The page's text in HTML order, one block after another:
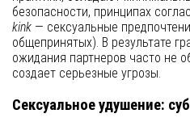
безопасности, принципах
kink — сексуальные
общепринятых). В результате
ожидания партнеров часто не
создает серьезные угрозы.
Сексуальное удушение: